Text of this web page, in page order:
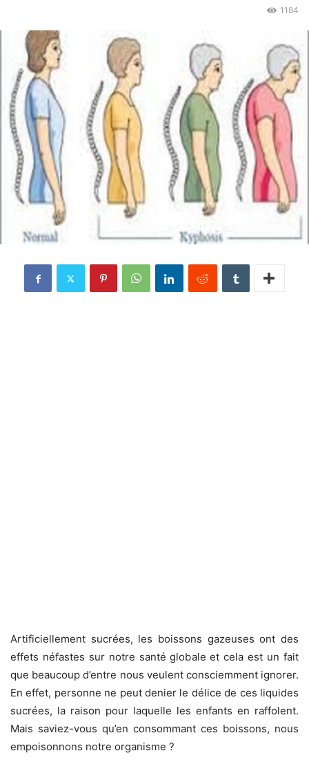
1184
Artificiellement sucrées, les boissons gazeuses ont des
effets néfastes sur notre santé globale et cela est un fait
que beaucoup d’entre nous veulent consciemment ignorer.
En effet, personne ne peut denier le délice de ces liquides
sucrées, la raison pour laquelle les enfants en raffolent.
Mais saviez-vous qu’en consommant ces boissons, nous
empoisonnons notre organisme ?